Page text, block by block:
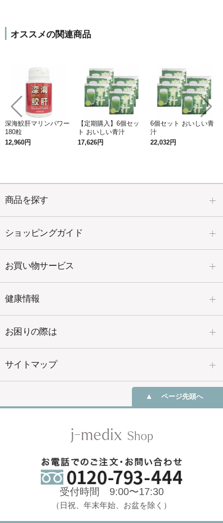
オススメの関連商品
深海鮫肝マリンパワー
180粒
12,960円
【定期購入】6個セッ
ト おいしい青汁
17,626円
6個セット おいしい青
汁
22,032円
商品を探す
ショッピングガイド
お買い物サービス
健康情報
お困りの際は
サイトマップ
ページ先頭へ
受付時間 9:00〜17:30
（日祝、年末年始、お盆を除く）